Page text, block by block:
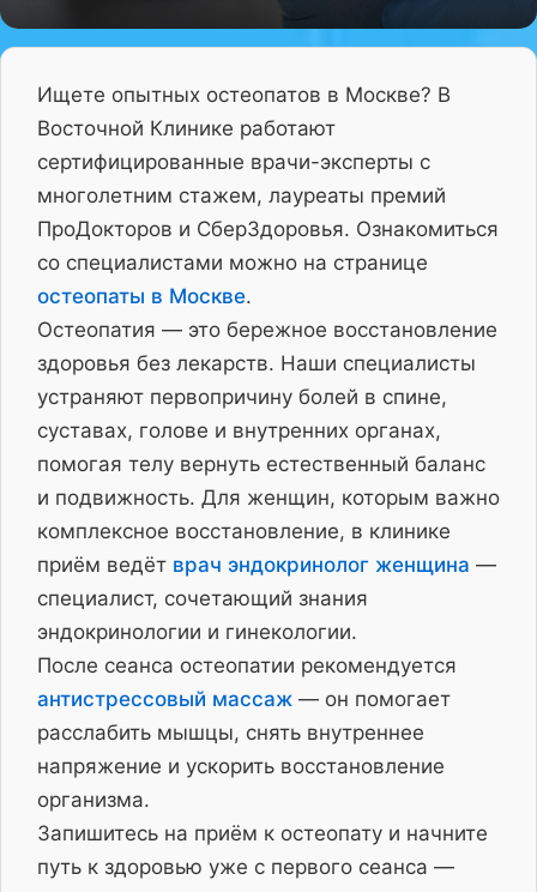
Ищете опытных остеопатов в Москве? В
Восточной Клинике работают
сертифицированные врачи-эксперты с
многолетним стажем, лауреаты премий
ПроДокторов и СберЗдоровья. Ознакомиться
со специалистами можно на странице
остеопаты в Москве.
Остеопатия — это бережное восстановление
здоровья без лекарств. Наши специалисты
устраняют первопричину болей в спине,
суставах, голове и внутренних органах,
помогая телу вернуть естественный баланс
и подвижность. Для женщин, которым важно
комплексное восстановление, в клинике
приём ведёт врач эндокринолог женщина —
специалист, сочетающий знания
эндокринологии и гинекологии.
После сеанса остеопатии рекомендуется
антистрессовый массаж — он помогает
расслабить мышцы, снять внутреннее
напряжение и ускорить восстановление
организма.
Запишитесь на приём к остеопату и начните
путь к здоровью уже с первого сеанса —